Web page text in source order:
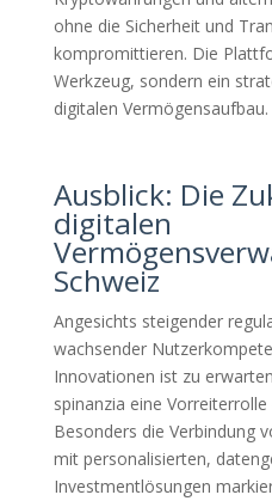
ohne die Sicherheit und
kompromittieren. Die
Werkzeug, sondern ein
digitalen Vermögensaufbau.
Ausblick: Die
digitalen
Schweiz
Angesichts steigender
wachsender
Innovationen ist zu
spinanzia eine
Besonders die Verbindung
mit personalisierten,
Investmentlösungen